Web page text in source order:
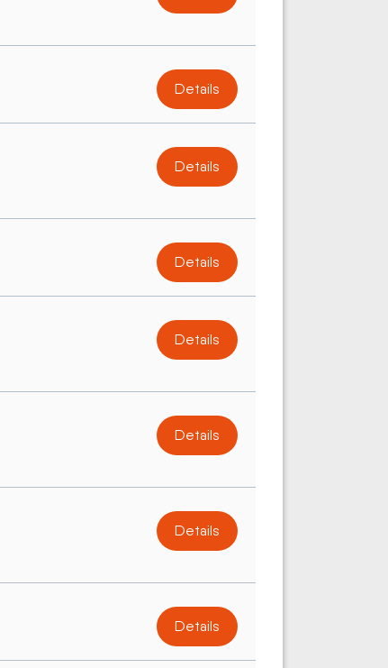
Details
Details
Details
Details
Details
Details
Details